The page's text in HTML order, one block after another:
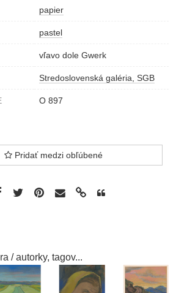
papier
pastel
vľavo dole Gwerk
Stredoslovenská galéria, SGB
O 897
Pridať medzi obľúbené
/ autorky, tagov...